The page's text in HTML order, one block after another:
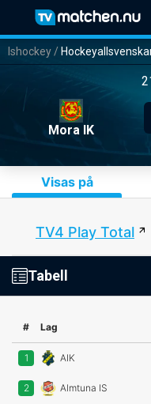
Ishockey /
Mora IK
Visas på
TV4 Play Total
Tabell
# Lag
1 AIK
2 Almtuna IS